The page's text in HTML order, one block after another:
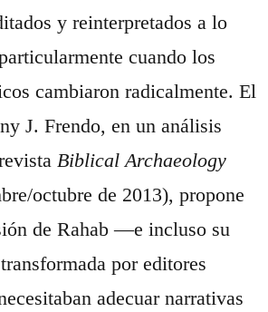
y reinterpretados a lo
cuando los
cambiaron radicalmente. El
J. Frendo, en un análisis
Biblical Archaeology
octubre de 2013), propone
de Rahab —e incluso su
por editores
adecuar narrativas